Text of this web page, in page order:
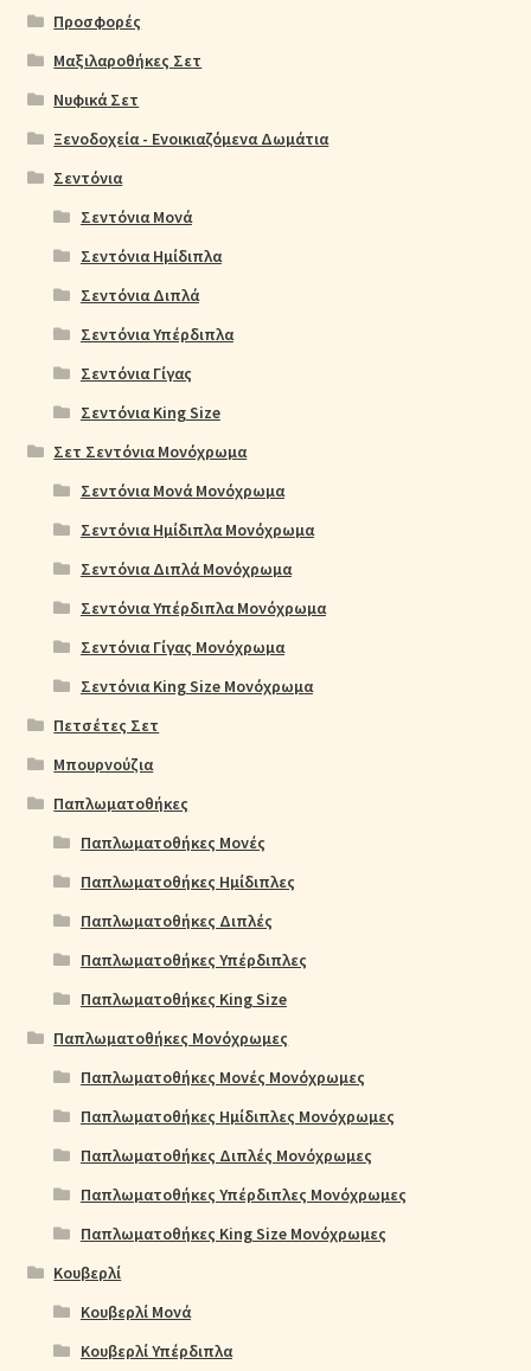
Προσφορές
Μαξιλαροθήκες Σετ
Νυφικά Σετ
Ξενοδοχεία - Ενοικιαζόμενα Δωμάτια
Σεντόνια
Σεντόνια Μονά
Σεντόνια Ημίδιπλα
Σεντόνια Διπλά
Σεντόνια Υπέρδιπλα
Σεντόνια Γίγας
Σεντόνια King Size
Σετ Σεντόνια Μονόχρωμα
Σεντόνια Μονά Μονόχρωμα
Σεντόνια Ημίδιπλα Μονόχρωμα
Σεντόνια Διπλά Μονόχρωμα
Σεντόνια Υπέρδιπλα Μονόχρωμα
Σεντόνια Γίγας Μονόχρωμα
Σεντόνια King Size Μονόχρωμα
Πετσέτες Σετ
Μπουρνούζια
Παπλωματοθήκες
Παπλωματοθήκες Μονές
Παπλωματοθήκες Ημίδιπλες
Παπλωματοθήκες Διπλές
Παπλωματοθήκες Υπέρδιπλες
Παπλωματοθήκες King Size
Παπλωματοθήκες Μονόχρωμες
Παπλωματοθήκες Μονές Μονόχρωμες
Παπλωματοθήκες Ημίδιπλες Μονόχρωμες
Παπλωματοθήκες Διπλές Μονόχρωμες
Παπλωματοθήκες Υπέρδιπλες Μονόχρωμες
Παπλωματοθήκες King Size Μονόχρωμες
Κουβερλί
Κουβερλί Μονά
Κουβερλί Υπέρδιπλα